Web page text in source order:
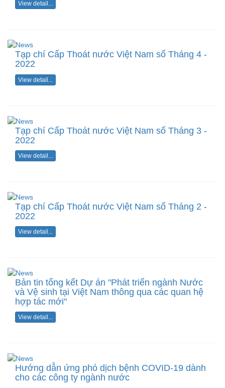
View detail...
Tạp chí Cấp Thoát nước Việt Nam số Tháng 4 -
2022
View detail...
Tạp chí Cấp Thoát nước Việt Nam số Tháng 3 -
2022
View detail...
Tạp chí Cấp Thoát nước Việt Nam số Tháng 2 -
2022
View detail...
Bản tin tổng kết Dự án "Phát triển ngành Nước
và Vệ sinh tại Việt Nam thông qua các quan hệ
hợp tác mới"
View detail...
Hướng dẫn ứng phó dịch bệnh COVID-19 dành
cho các công ty ngành nước